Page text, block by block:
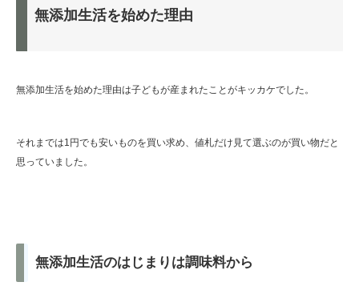
無添加生活を始めた理由
無添加生活を始めた理由は子どもが産まれたことがキッカケでした。
それまでは1円でも安いものを買い求め、値札だけ見て選ぶのが買い物だと
思っていました。
無添加生活のはじまりは調味料から